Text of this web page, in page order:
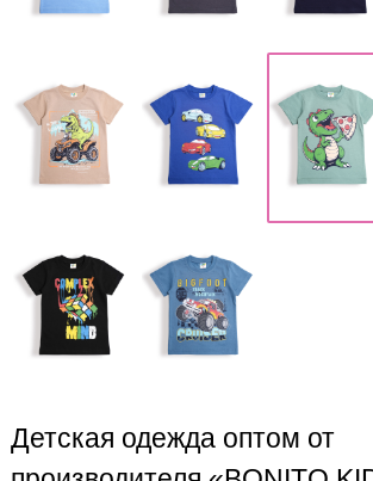
Детская одежда оптом от